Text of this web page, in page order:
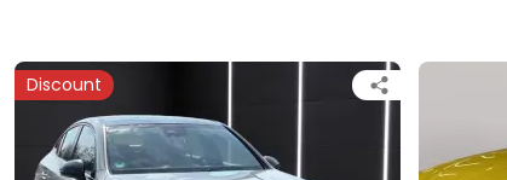
Discount